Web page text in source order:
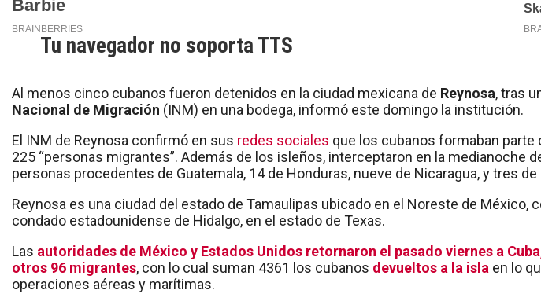
Tu navegador no soporta TTS
Al menos cinco cubanos fueron detenidos en la ciudad mexicana de Reynosa, tras
Nacional de Migración (INM) en una bodega, informó este domingo la institución.
El INM de Reynosa confirmó en sus redes sociales que los cubanos formaban parte
225 “personas migrantes”. Además de los isleños, interceptaron en la medianoche
personas procedentes de Guatemala, 14 de Honduras, nueve de Nicaragua, y tres de
Reynosa es una ciudad del estado de Tamaulipas ubicado en el Noreste de México,
condado estadounidense de Hidalgo, en el estado de Texas.
Las autoridades de México y Estados Unidos retornaron el pasado viernes a
otros 96 migrantes, con lo cual suman 4361 los cubanos devueltos a la isla en lo
operaciones aéreas y marítimas.